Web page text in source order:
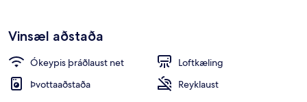
Vinsæl aðstaða
Ókeypis þráðlaust net
Loftkæling
Þvottaaðstaða
Reyklaust